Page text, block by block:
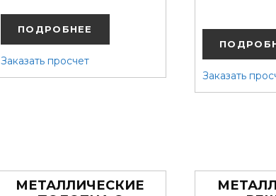
ПОДРОБНЕЕ
Заказать просчет
Заказать
МЕТАЛЛИЧЕСКИЕ